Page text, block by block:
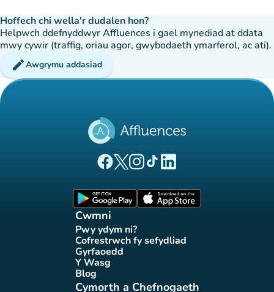
Hoffech chi wella'r dudalen hon?
Helpwch ddefnyddwyr Affluences i gael mynediad at ddata
mwy cywir (traffig, oriau agor, gwybodaeth ymarferol, ac ati).
editAwgrymu addasiad
(tab newydd)
(tab newydd)
(tab newydd)
(tab newydd)
(tab newydd)
Cwmni
Pwy ydym ni?
(tab newydd)
Cofrestrwch fy sefydliad
(tab newydd)
Gyrfaoedd(tab newydd)
Y Wasg(tab newydd)
Blog(tab newydd)
Cymorth a Chefnogaeth